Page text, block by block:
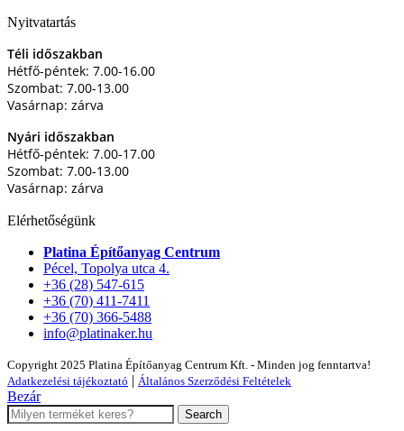
Nyitvatartás
Téli időszakban
Hétfő-péntek: 7.00-16.00
Szombat: 7.00-13.00
Vasárnap: zárva
Nyári időszakban
Hétfő-péntek: 7.00-17.00
Szombat: 7.00-13.00
Vasárnap: zárva
Elérhetőségünk
Platina Építőanyag Centrum
Pécel, Topolya utca 4.
+36 (28) 547-615
+36 (70) 411-7411
+36 (70) 366-5488
info@platinaker.hu
Copyright 2025 Platina Építőanyag Centrum Kft. - Minden jog fenntartva!
Adatkezelési tájékoztató | Általános Szerződési Feltételek
Bezár
Search